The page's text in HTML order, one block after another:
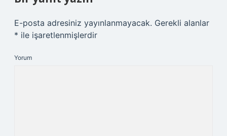
E-posta adresiniz yayınlanmayacak. Gerekli alanlar
* ile işaretlenmişlerdir
Yorum